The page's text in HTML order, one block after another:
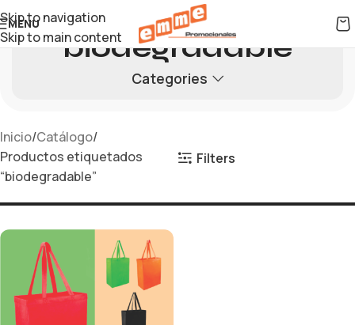
Skip to navigation
Skip to main content
MENU
biodegradable
Categories
Inicio Catálogo
Productos etiquetados
“biodegradable”
Filters